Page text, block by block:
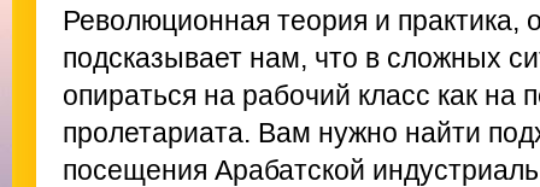
Революционная теория и практика,
подсказывает нам, что в сложных
опираться на рабочий класс как на
пролетариата. Вам нужно найти
посещения Арабатской